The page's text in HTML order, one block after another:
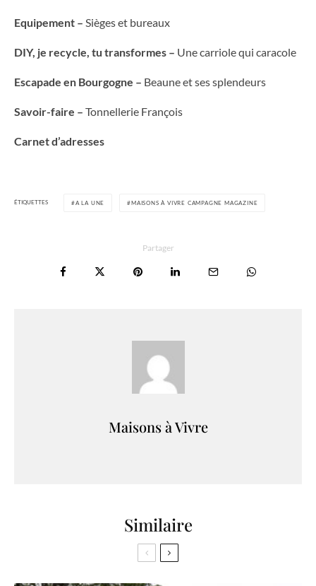
Equipement – Sièges et bureaux
DIY, je recycle, tu transformes – Une carriole qui caracole
Escapade en Bourgogne – Beaune et ses splendeurs
Savoir-faire – Tonnellerie François
Carnet d’adresses
ÉTIQUETTES A LA UNE MAISONS À VIVRE CAMPAGNE MAGAZINE
Partager
Maisons à Vivre
Similaire